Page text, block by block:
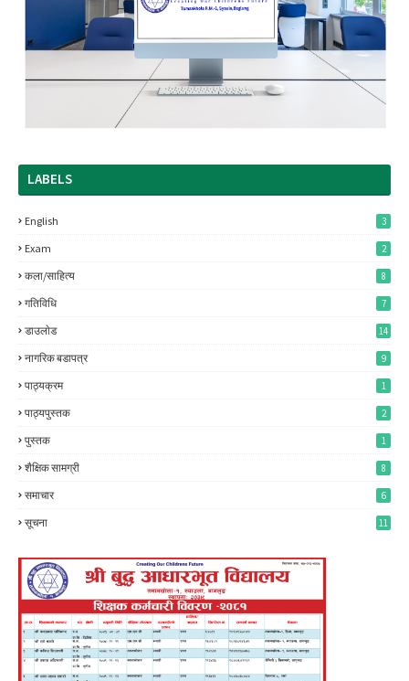
LABELS
English 3
Exam 2
कला/साहित्य 8
गतिविधि 7
डाउलाेड 14
नागरिक बडापत्र 9
पाठ्यक्रम 1
पाठ्यपुस्तक 2
पुस्तक 1
शैक्षिक सामग्री 8
समाचार 6
सूचना 11